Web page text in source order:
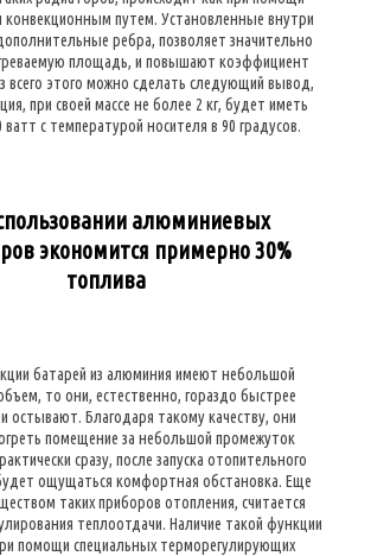
конвекционным путем. Установленные внутри
ребра, позволяет значительно
площадь, и повышают коэффициент
всего этого можно сделать следующий вывод,
при своей массе не более 2 кг, будет иметь
с температурой носителя в 90 градусов.
алюминиевых
экономится примерно 30%
топлива
батарей из алюминия имеют небольшой
то они, естественно, гораздо быстрее
остывают. Благодаря такому качеству, они
помещение за небольшой промежуток
сразу, после запуска отопительного
ощущаться комфортная обстановка. Еще
таких приборов отопления, считается
теплоотдачи. Наличие такой функции
помощи специальных терморегулирующих